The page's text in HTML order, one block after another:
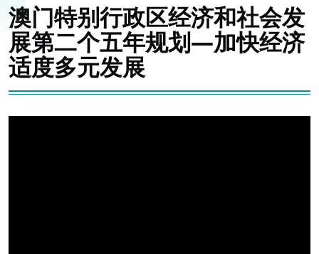
澳门特别行政区经济和社会发
展第二个五年规划—加快经济
适度多元发展